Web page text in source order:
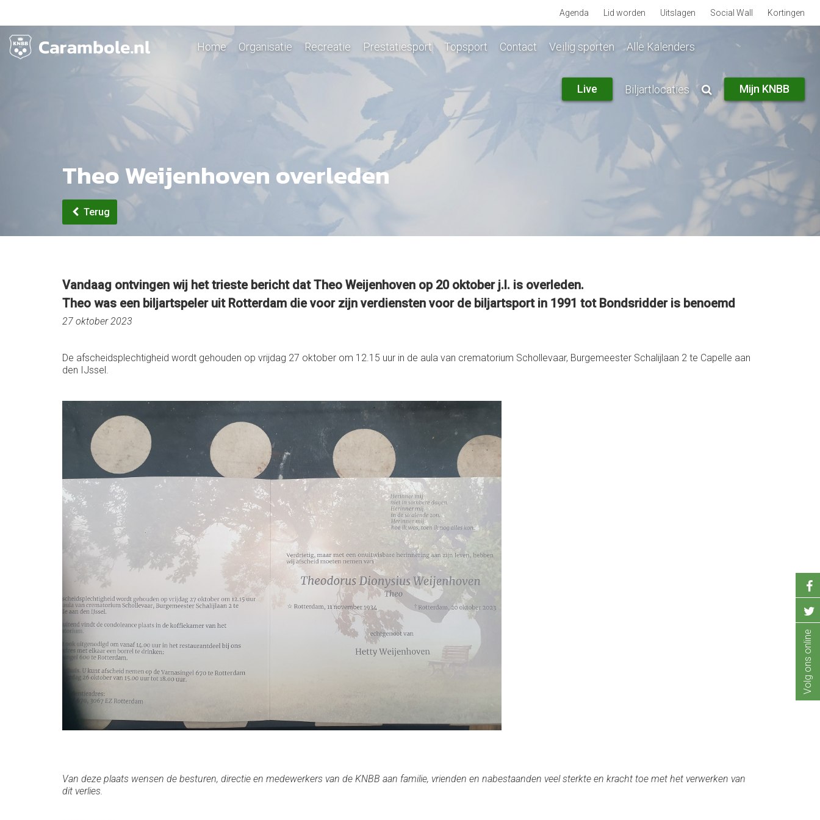
Agenda Lid worden Uitslagen Social Wall Kortingen
Home Organisatie Recreatie Prestatiesport Topsport Contact Veilig sporten Alle Kalenders
Live Biljartlocaties Mijn KNBB
Theo Weijenhoven overleden
Terug
Vandaag ontvingen wij het trieste bericht dat Theo Weijenhoven op 20 oktober j.l. is overleden.
Theo was een biljartspeler uit Rotterdam die voor zijn verdiensten voor de biljartsport in 1991 tot Bondsridder is benoemd
27 oktober 2023
De afscheidsplechtigheid wordt gehouden op vrijdag 27 oktober om 12.15 uur in de aula van crematorium Schollevaar, Burgemeester Schalijlaan 2 te Capelle aan
den IJssel.
Van deze plaats wensen de besturen, directie en medewerkers van de KNBB aan familie, vrienden en nabestaanden veel sterkte en kracht toe met het verwerken van
dit verlies.
Volg ons online